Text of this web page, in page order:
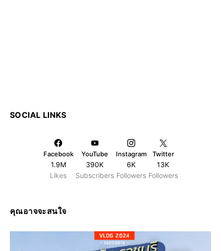
SOCIAL LINKS
Facebook
1.9M
Likes
YouTube
390K
Subscribers
Instagram
6K
Followers
Twitter
13K
Followers
คุณอาจจะสนใจ